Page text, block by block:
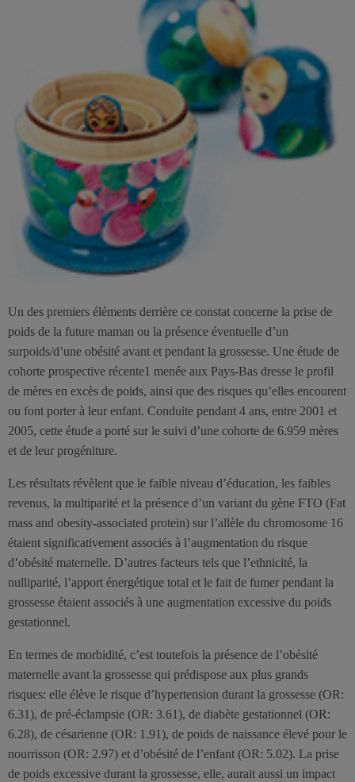
Un des premiers éléments derrière ce constat concerne la prise de
poids de la future maman ou la présence éventuelle d’un
surpoids/d’une obésité avant et pendant la grossesse. Une étude de
cohorte prospective récente1 menée aux Pays-Bas dresse le profil
de mères en excès de poids, ainsi que des risques qu’elles encourent
ou font porter à leur enfant. Conduite pendant 4 ans, entre 2001 et
2005, cette étude a porté sur le suivi d’une cohorte de 6.959 mères
et de leur progéniture.
Les résultats révèlent que le faible niveau d’éducation, les faibles
revenus, la multiparité et la présence d’un variant du gène FTO (Fat
mass and obesity-associated protein) sur l’allèle du chromosome 16
étaient significativement associés à l’augmentation du risque
d’obésité maternelle. D’autres facteurs tels que l’ethnicité, la
nulliparité, l’apport énergétique total et le fait de fumer pendant la
grossesse étaient associés à une augmentation excessive du poids
gestationnel.
En termes de morbidité, c’est toutefois la présence de l’obésité
maternelle avant la grossesse qui prédispose aux plus grands
risques: elle élève le risque d’hypertension durant la grossesse (OR:
6.31), de pré-éclampsie (OR: 3.61), de diabète gestationnel (OR:
6.28), de césarienne (OR: 1.91), de poids de naissance élevé pour le
nourrisson (OR: 2.97) et d’obésité de l’enfant (OR: 5.02). La prise
de poids excessive durant la grossesse, elle, aurait aussi un impact